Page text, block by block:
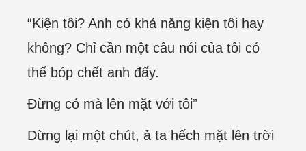
“Kiện tôi? Anh có khả năng kiện tôi hay
không? Chỉ cần một câu nói của tôi có
thể bóp chết anh đấy.
Đừng có mà lên mặt với tôi”
Dừng lại một chút, ả ta hếch mặt lên trời